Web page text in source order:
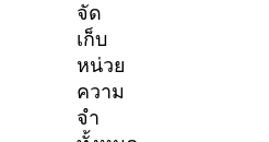
จัด
เก็บ
หน่วย
ความ
จำ